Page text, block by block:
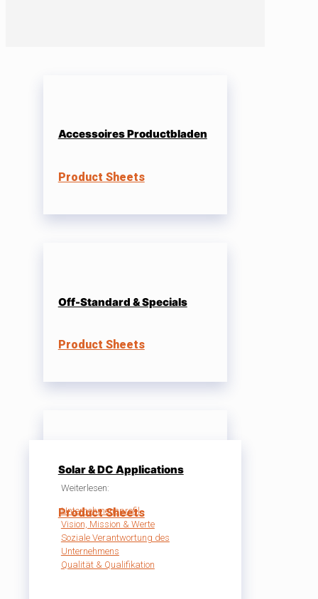
Accessoires Productbladen
Product Sheets
Off-Standard & Specials
Product Sheets
Solar & DC Applications
Product Sheets
Weiterlesen:
Unternehmensprofil
Vision, Mission & Werte
Soziale Verantwortung des
Unternehmens
Qualität & Qualifikation